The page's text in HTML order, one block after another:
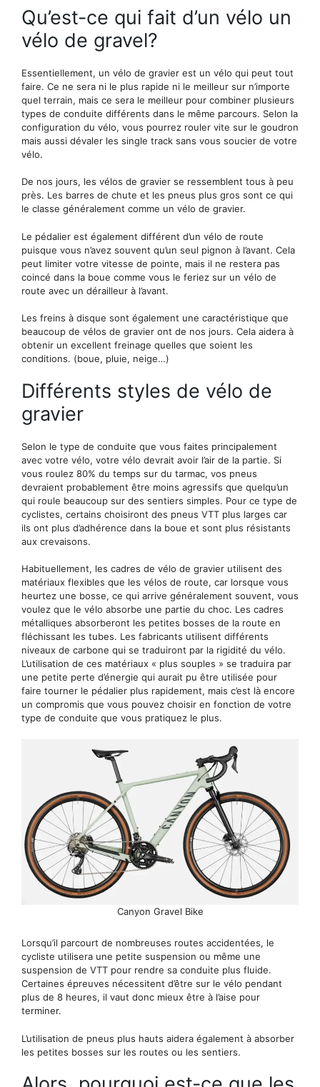
Qu’est-ce qui fait d’un vélo un
vélo de gravel?
Essentiellement, un vélo de gravier est un vélo qui peut tout
faire. Ce ne sera ni le plus rapide ni le meilleur sur n’importe
quel terrain, mais ce sera le meilleur pour combiner plusieurs
types de conduite différents dans le même parcours. Selon la
configuration du vélo, vous pourrez rouler vite sur le goudron
mais aussi dévaler les single track sans vous soucier de votre
vélo.
De nos jours, les vélos de gravier se ressemblent tous à peu
près. Les barres de chute et les pneus plus gros sont ce qui
le classe généralement comme un vélo de gravier.
Le pédalier est également différent d’un vélo de route
puisque vous n’avez souvent qu’un seul pignon à l’avant. Cela
peut limiter votre vitesse de pointe, mais il ne restera pas
coincé dans la boue comme vous le feriez sur un vélo de
route avec un dérailleur à l’avant.
Les freins à disque sont également une caractéristique que
beaucoup de vélos de gravier ont de nos jours. Cela aidera à
obtenir un excellent freinage quelles que soient les
conditions. (boue, pluie, neige…)
Différents styles de vélo de
gravier
Selon le type de conduite que vous faites principalement
avec votre vélo, votre vélo devrait avoir l’air de la partie. Si
vous roulez 80% du temps sur du tarmac, vos pneus
devraient probablement être moins agressifs que quelqu’un
qui roule beaucoup sur des sentiers simples. Pour ce type de
cyclistes, certains choisiront des pneus VTT plus larges car
ils ont plus d’adhérence dans la boue et sont plus résistants
aux crevaisons.
Habituellement, les cadres de vélo de gravier utilisent des
matériaux flexibles que les vélos de route, car lorsque vous
heurtez une bosse, ce qui arrive généralement souvent, vous
voulez que le vélo absorbe une partie du choc. Les cadres
métalliques absorberont les petites bosses de la route en
fléchissant les tubes. Les fabricants utilisent différents
niveaux de carbone qui se traduiront par la rigidité du vélo.
L’utilisation de ces matériaux « plus souples » se traduira par
une petite perte d’énergie qui aurait pu être utilisée pour
faire tourner le pédalier plus rapidement, mais c’est là encore
un compromis que vous pouvez choisir en fonction de votre
type de conduite que vous pratiquez le plus.
Canyon Gravel Bike
Lorsqu’il parcourt de nombreuses routes accidentées, le
cycliste utilisera une petite suspension ou même une
suspension de VTT pour rendre sa conduite plus fluide.
Certaines épreuves nécessitent d’être sur le vélo pendant
plus de 8 heures, il vaut donc mieux être à l’aise pour
terminer.
L’utilisation de pneus plus hauts aidera également à absorber
les petites bosses sur les routes ou les sentiers.